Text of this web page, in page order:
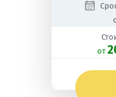
oт